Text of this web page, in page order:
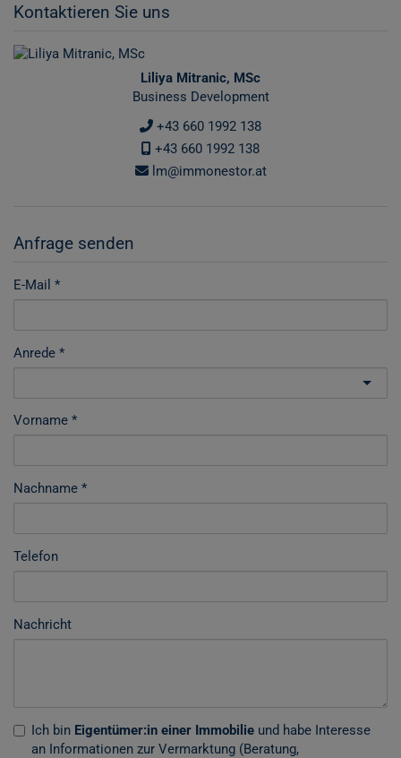
Kontaktieren Sie uns
Liliya Mitranic, MSc
Business Development
+43 660 1992 138
+43 660 1992 138
lm@immonestor.at
Anfrage senden
E-Mail
Anrede
Vorname
Nachname
Telefon
Nachricht
Ich bin Eigentümer:in einer Immobilie und habe Interesse
an Informationen zur Vermarktung (Beratung,